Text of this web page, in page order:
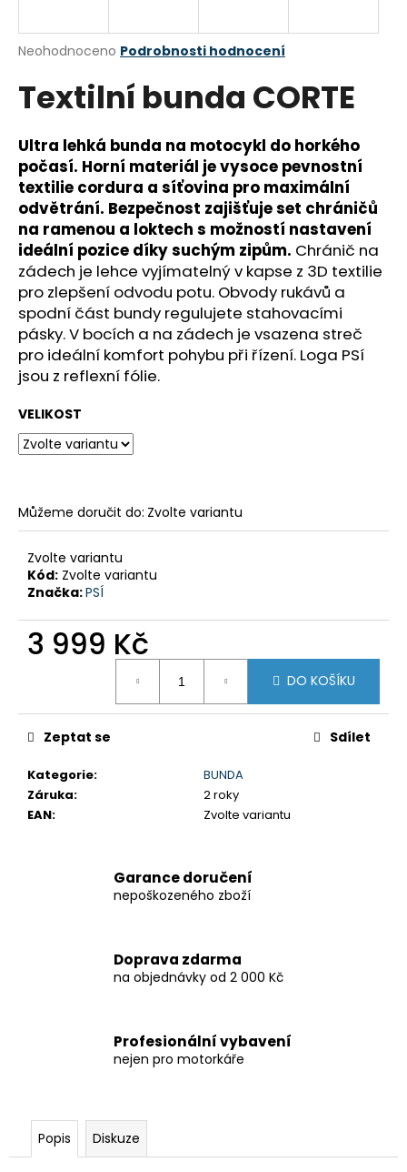
Průměrné
produktu
z
5
hvězdiček.
Neohodnoceno Podrobnosti hodnocení
Textilní bunda CORTE
Ultra lehká bunda na motocykl do horkého
počasí. Horní materiál je vysoce pevnostní
textilie cordura a síťovina pro maximální
odvětrání. Bezpečnost zajišťuje set chráničů
na ramenou a loktech s možností nastavení
ideální pozice díky suchým zipům. Chránič na
zádech je lehce vyjímatelný v kapse z 3D textilie
pro zlepšení odvodu potu. Obvody rukávů a
spodní část bundy regulujete stahovacími
pásky. V bocích a na zádech je vsazena streč
pro ideální komfort pohybu při řízení. Loga PSí
jsou z reflexní fólie.
VELIKOST
Můžeme doručit do: Zvolte variantu
Zvolte variantu
Kód: Zvolte variantu
Značka:PSÍ
3 999 Kč
DO KOŠÍKU
Kategorie:
BUNDA
Záruka:
2 roky
EAN: Zvolte variantu
Zeptat se Sdílet
Garance doručení
nepoškozeného zboží
Doprava zdarma
na objednávky od 2 000 Kč
Profesionální vybavení
nejen pro motorkáře
Popis Diskuze
j
t
?
HLEDAT
D
o
p
o
r
u
č
u
j
e
V-
STROM
800DE
259
900
Kč